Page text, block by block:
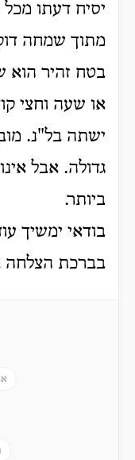
יסיח דעתו מכל
מתוך שמחה
בטח זהיר הוא
או שעה וחצי
ישתה בל"נ.
גדולה. אבל
ביותר.
בודאי ימשיך
בברכת הצלחה